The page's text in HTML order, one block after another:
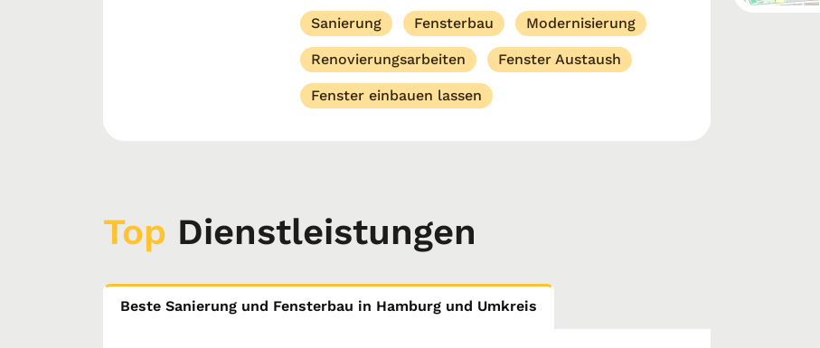
Sanierung Fensterbau Modernisierung
Renovierungsarbeiten Fenster Austaush
Fenster einbauen lassen
Top Dienstleistungen
Beste Sanierung und Fensterbau in Hamburg und Umkreis